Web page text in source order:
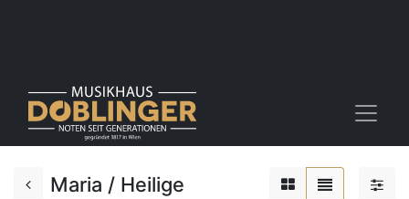
Maria / Heilige